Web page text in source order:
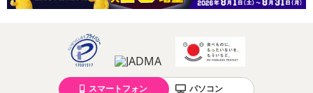
スマートフォン パソコン